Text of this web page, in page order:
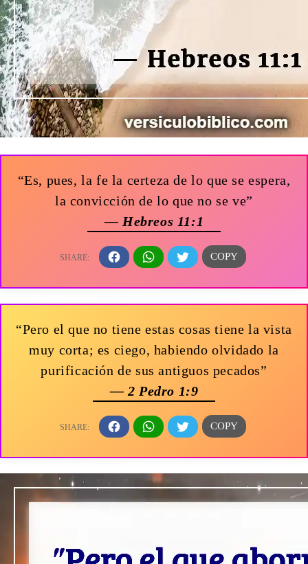
“Es, pues, la fe la certeza de lo que se espera,
la convicción de lo que no se ve”
— Hebreos 11:1
“Pero el que no tiene estas cosas tiene la vista
muy corta; es ciego, habiendo olvidado la
purificación de sus antiguos pecados”
— 2 Pedro 1:9